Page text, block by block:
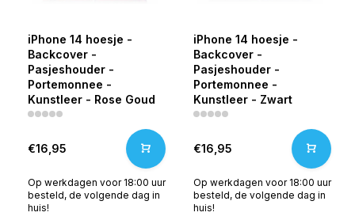
iPhone 14 hoesje -
Backcover -
Pasjeshouder -
Portemonnee -
Kunstleer - Rose Goud
€16,95
Op werkdagen voor 18:00 uur
besteld, de volgende dag in
huis!
iPhone 14 hoesje -
Backcover -
Pasjeshouder -
Portemonnee -
Kunstleer - Zwart
€16,95
Op werkdagen voor 18:00 uur
besteld, de volgende dag in
huis!